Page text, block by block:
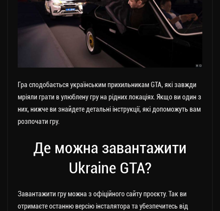
Гра сподобається українським прихильникам GTA, які завжди
мріяли грати в улюблену гру на рідних локаціях. Якщо ви один з
них, нижче ви знайдете детальні інструкції, які допоможуть вам
розпочати гру.
Де можна завантажити
Ukraine GTA?
Завантажити гру можна з офіційного сайту проєкту. Так ви
отримаєте останню версію інсталятора та убезпечитесь від